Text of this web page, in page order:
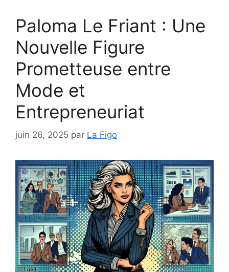
Paloma Le Friant : Une
Nouvelle Figure
Prometteuse entre
Mode et
Entrepreneuriat
juin 26, 2025 par La Figo